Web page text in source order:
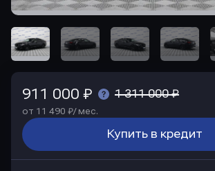
911 000 ₽ 1 311 000 ₽
от 11 490 ₽/ мес.
Купить в кредит